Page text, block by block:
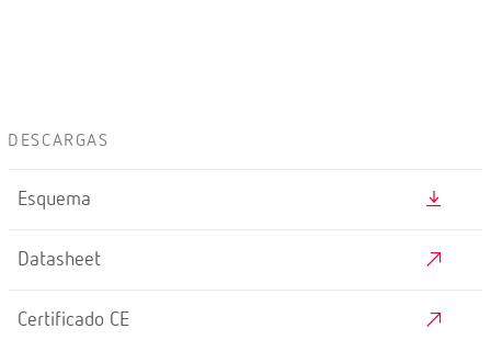
DESCARGAS
Esquema
Datasheet
Certificado CE